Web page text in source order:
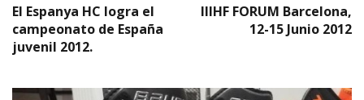
El Espanya HC logra el
campeonato de España
juvenil 2012.
IIIHF FORUM Barcelona,
12-15 Junio 2012